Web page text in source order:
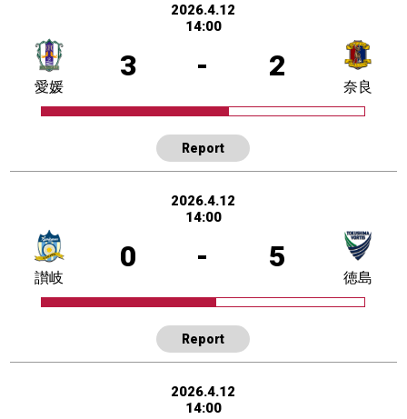
2026.4.12
14:00
3 - 2
愛媛 奈良
Report
2026.4.12
14:00
0 - 5
讃岐 徳島
Report
2026.4.12
14:00